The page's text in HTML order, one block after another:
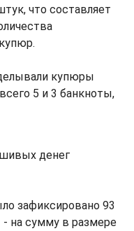
что составляет
купюры
5 и 3 банкноты,
денег
зафиксировано 93
на сумму в размере